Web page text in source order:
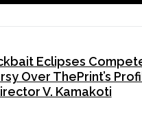
Now
Eclipses
Over ThePrint’s
V. Kamakoti